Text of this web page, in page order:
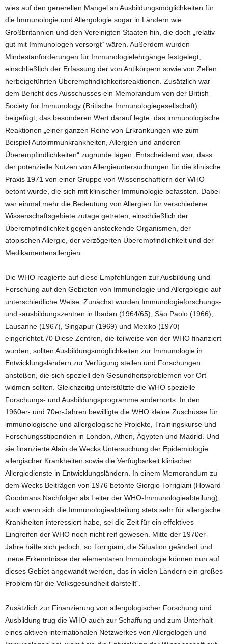
wies auf den generellen Mangel an Ausbildungsmöglichkeiten für
die Immunologie und Allergologie sogar in Ländern wie
Großbritannien und den Vereinigten Staaten hin, die doch „relativ
gut mit Immunologen versorgt“ wären. Außerdem wurden
Mindestanforderungen für Immunologielehrgänge festgelegt,
einschließlich der Erfassung der von Antikörpern sowie von Zellen
herbeigeführten Überempfindlichkeitsreaktionen. Zusätzlich war
dem Bericht des Ausschusses ein Memorandum von der British
Society for Immunology (Britische Immunologiegesellschaft)
beigefügt, das besonderen Wert darauf legte, das immunologische
Reaktionen „einer ganzen Reihe von Erkrankungen wie zum
Beispiel Autoimmunkrankheiten, Allergien und anderen
Überempfindlichkeiten“ zugrunde lägen. Entscheidend war, dass
der potenzielle Nutzen von Allergieuntersuchungen für die klinische
Praxis 1971 von einer Gruppe von Wissenschaftlern der WHO
betont wurde, die sich mit klinischer Immunologie befassten. Dabei
war einmal mehr die Bedeutung von Allergien für verschiedene
Wissenschaftsgebiete zutage getreten, einschließlich der
Überempfindlichkeit gegen ansteckende Organismen, der
atopischen Allergie, der verzögerten Überempfindlichkeit und der
Medikamentenallergien.
Die WHO reagierte auf diese Empfehlungen zur Ausbildung und
Forschung auf den Gebieten von Immunologie und Allergologie auf
unterschiedliche Weise. Zunächst wurden Immunologieforschungs-
und -ausbildungszentren in Ibadan (1964/65), Säo Paolo (1966),
Lausanne (1967), Singapur (1969) und Mexiko (1970)
eingerichtet.70 Diese Zentren, die teilweise von der WHO finanziert
wurden, sollten Ausbildungsmöglichkeiten zur Immunologie in
Entwicklungsländern zur Verfügung stellen und Forschungen
anstoßen, die sich speziell den Gesundheitsproblemen vor Ort
widmen sollten. Gleichzeitig unterstützte die WHO spezielle
Forschungs- und Ausbildungsprogramme andernorts. In den
1960er- und 70er-Jahren bewilligte die WHO kleine Zuschüsse für
immunologische und allergologische Projekte, Trainingskurse und
Forschungsstipendien in London, Athen, Ägypten und Madrid. Und
sie finanzierte Alain de Wecks Untersuchung der Epidemiologie
allergischer Krankheiten sowie die Verfügbarkeit klinischer
Allergiedienste in Entwicklungsländern. In einem Memorandum zu
dem Wecks Beiträgen von 1976 betonte Giorgio Torrigiani (Howard
Goodmans Nachfolger als Leiter der WHO-Immunologieabteilung),
auch wenn sich die Immunologieabteilung stets sehr für allergische
Krankheiten interessiert habe, sei die Zeit für ein effektives
Eingreifen der WHO noch nicht reif gewesen. Mitte der 1970er-
Jahre hätte sich jedoch, so Torrigiani, die Situation geändert und
„neue Erkenntnisse der elementaren Immunologie können nun auf
dieses Gebiet angewandt werden, das in vielen Ländern ein großes
Problem für die Volksgesundheit darstellt“.
Zusätzlich zur Finanzierung von allergologischer Forschung und
Ausbildung trug die WHO auch zur Schaffung und zum Unterhalt
eines aktiven internationalen Netzwerkes von Allergologen und